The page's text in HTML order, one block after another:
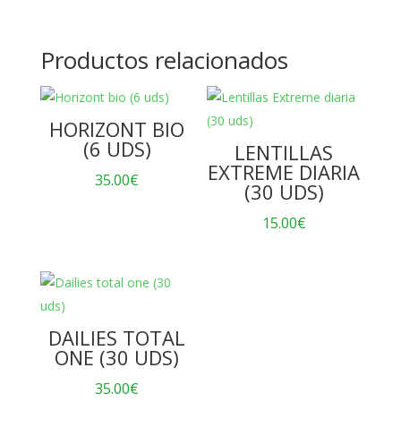
Productos relacionados
HORIZONT BIO
(6 UDS)
35.00€
LENTILLAS
EXTREME DIARIA
(30 UDS)
15.00€
DAILIES TOTAL
ONE (30 UDS)
35.00€